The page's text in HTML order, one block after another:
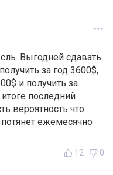
Выгодней сдавать
за год 3600$,
и получить за
последний
вероятность что
ежемесячно
12 0